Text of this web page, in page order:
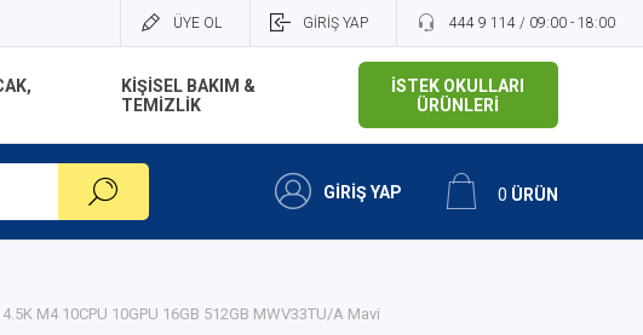
ÜYE OL GİRİŞ YAP 444 9 114 / 09:00 - 18:00
KİŞİSEL BAKIM &
TEMİZLİK
İSTEK OKULLARI
ÜRÜNLERİ
GİRİŞ YAP 0 ÜRÜN
M4 10CPU 10GPU 16GB 512GB MWV33TU/A Mavi